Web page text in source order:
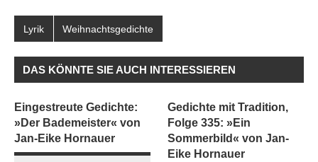
Lyrik Weihnachtsgedichte
DAS KÖNNTE SIE AUCH INTERESSIEREN
Eingestreute Gedichte:
»Der Bademeister« von
Jan-Eike Hornauer
Gedichte mit Tradition,
Folge 335: »Ein
Sommerbild« von Jan-
Eike Hornauer